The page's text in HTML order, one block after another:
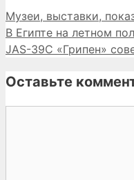
Рубрики
Музеи, выставки,
В Египте на летном
JAS-39C «Грипен»
Оставьте